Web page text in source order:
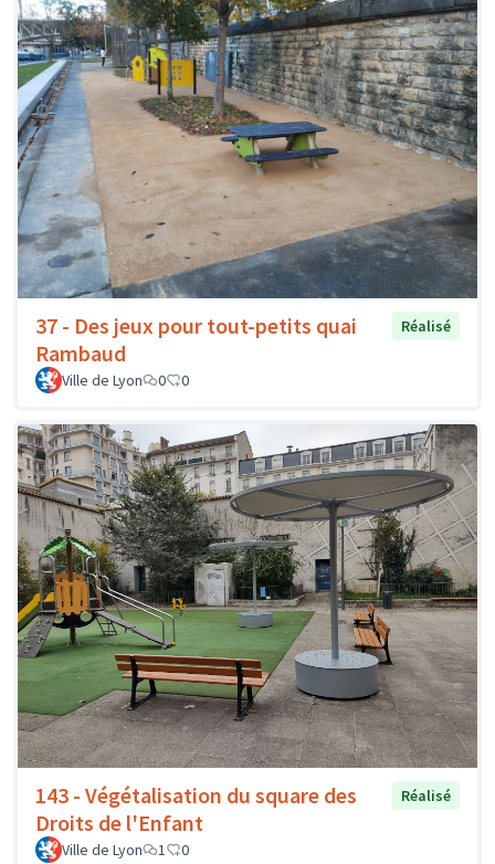
37 - Des jeux pour tout-petits quai
Rambaud
Réalisé
Ville de Lyon 0 0
143 - Végétalisation du square des
Droits de l'Enfant
Réalisé
Ville de Lyon 1 0